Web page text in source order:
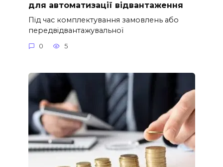
для автоматизації відвантаження
Під час комплектування замовлень або
передвідвантажувальної
0 5